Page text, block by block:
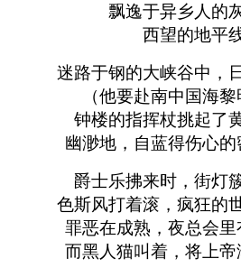
飘逸于异乡人的
西望的地平线
迷路于钢的大峡谷中
（他要赴南中国海黎
钟楼的指挥杖挑起了
幽渺地，自蓝得伤心的
爵士乐拂来时，街灯
色斯风打着滚，疯狂
罪恶在成熟，夜总会里
而黑人猫叫着，将上帝